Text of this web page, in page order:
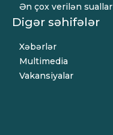
Ən çox verilən suallar
Digər səhifələr
Xəbərlər
Multimedia
Vakansiyalar